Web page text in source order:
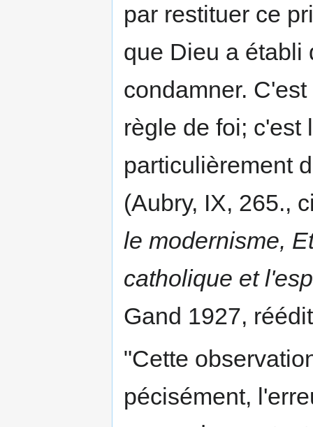
par restituer ce
que Dieu a établi
condamner.
règle de foi; c'est
particulièrement
(Aubry, IX, 265.,
le modernisme,
catholique et
Gand 1927,
"Cette
pécisément,